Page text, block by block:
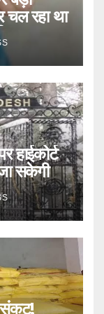
चल रहा था
हाईकोर्ट
सकेगी
संकट!